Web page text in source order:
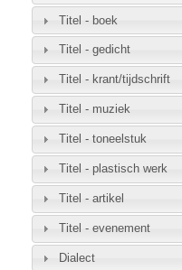
Titel - boek
Titel - gedicht
Titel - krant/tijdschrift
Titel - muziek
Titel - toneelstuk
Titel - plastisch werk
Titel - artikel
Titel - evenement
Dialect